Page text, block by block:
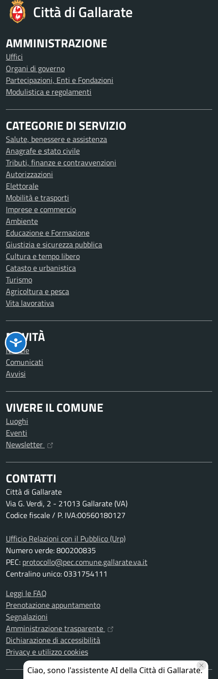
Città di Gallarate
AMMINISTRAZIONE
Uffici
Organi di governo
Partecipazioni, Enti e Fondazioni
Modulistica e regolamenti
CATEGORIE DI SERVIZIO
Salute, benessere e assistenza
Anagrafe e stato civile
Tributi, finanze e contravvenzioni
Autorizzazioni
Elettorale
Mobilità e trasporti
Imprese e commercio
Ambiente
Educazione e Formazione
Giustizia e sicurezza pubblica
Cultura e tempo libero
Catasto e urbanistica
Turismo
Agricoltura e pesca
Vita lavorativa
NOVITÀ
Notizie
Comunicati
Avvisi
VIVERE IL COMUNE
Luoghi
Eventi
Newsletter
CONTATTI
Città di Gallarate
Via G. Verdi, 2 - 21013 Gallarate (VA)
Codice fiscale / P. IVA:00560180127
Ufficio Relazioni con il Pubblico (Urp)
Numero verde: 800200835
PEC: protocollo@pec.comune.gallarate.va.it
Centralino unico: 0331754111
Leggi le FAQ
Prenotazione appuntamento
Segnalazioni
Amministrazione trasparente
Dichiarazione di accessibilità
Privacy e utilizzo cookies